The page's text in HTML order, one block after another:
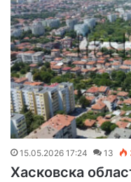
15.05.2026 17:24 13
Хасковска